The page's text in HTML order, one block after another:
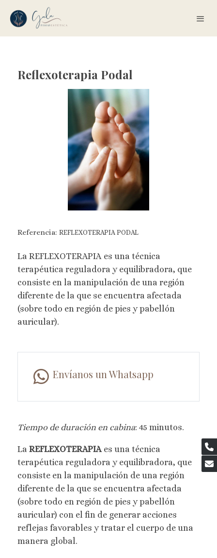
Reflexoterapia Podal
Referencia: REFLEXOTERAPIA PODAL
La REFLEXOTERAPIA es una técnica
terapéutica reguladora y equilibradora, que
consiste en la manipulación de una región
diferente de la que se encuentra afectada
(sobre todo en región de pies y pabellón
auricular).
Envíanos un Whatsapp
Tiempo de duración en cabina: 45 minutos.
La REFLEXOTERAPIA es una técnica
terapéutica reguladora y equilibradora, que
consiste en la manipulación de una región
diferente de la que se encuentra afectada
(sobre todo en región de pies y pabellón
auricular) con el fin de generar acciones
reflejas favorables y tratar el cuerpo de una
manera global.